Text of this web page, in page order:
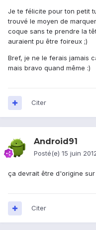
Je te félicite pour ton petit
trouvé le moyen de
coque sans te prendre la
auraient pu être foireux ;)
Bref, je ne le ferais jamais
mais bravo quand même :)
Citer
Android91
Posté(e) 15 juin
ça devrait être d'origine sur
Citer